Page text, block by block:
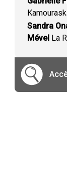
Sandra
Mével La